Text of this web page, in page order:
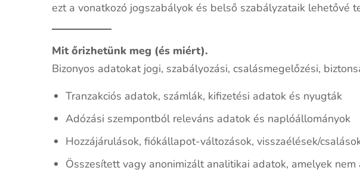
ezt a vonatkozó jogszabályok és belső szabályzataik lehetővé
Mit őrizhetünk meg (és miért).
Bizonyos adatokat jogi, szabályozási, csalásmegelőzési,
Tranzakciós adatok, számlák, kifizetési adatok és nyugták
Adózási szempontból releváns adatok és naplóállományok
Hozzájárulások, fiókállapot-változások, visszaélések/
Összesített vagy anonimizált analitikai adatok, amelyek nem